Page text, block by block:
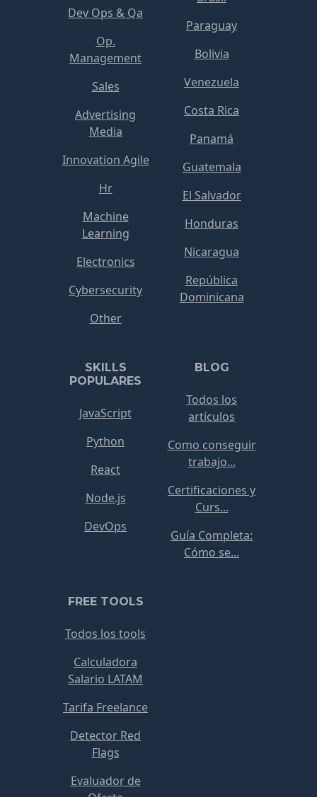
Dev Ops & Qa
Op.
Management
Sales
Advertising
Media
Innovation Agile
Hr
Machine
Learning
Electronics
Cybersecurity
Other
Paraguay
Bolivia
Venezuela
Costa Rica
Panamá
Guatemala
El Salvador
Honduras
Nicaragua
República
Dominicana
SKILLS
POPULARES
JavaScript
Python
React
Node.js
DevOps
BLOG
Todos los
artículos
Como conseguir
trabajo...
Certificaciones y
Curs...
Guía Completa:
Cómo se...
FREE TOOLS
Todos los tools
Calculadora
Salario LATAM
Tarifa Freelance
Detector Red
Flags
Evaluador de